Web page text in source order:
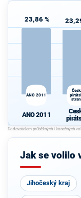
23,86 %
ANO 2011
ANO 2011
Jak se volilo
Jihočeský kraj